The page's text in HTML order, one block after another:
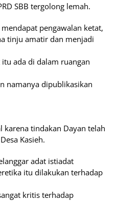
SBB tergolong lemah.
pengawalan ketat,
tinju amatir dan menjadi
ada di dalam ruangan
namanya dipublikasikan
karena tindakan Dayan telah
Kasieh.
adat istiadat
itu dilakukan terhadap
kritis terhadap